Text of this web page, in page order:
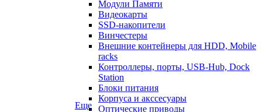
Модули Памяти
Видеокарты
SSD-накопители
Винчестеры
Внешние контейнеры для HDD, Mobile
racks
Контроллеры, порты, USB-Hub, Dock
Station
Блоки питания
Корпуса и акссесуары
Оптические приводы
Еще